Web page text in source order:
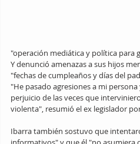
"operación mediática y política para
Y denunció amenazas a sus hijos
"fechas de cumpleaños y días del
"He pasado agresiones a mi
perjuicio de las veces que
violenta", resumió el ex legislador
Ibarra también sostuvo que